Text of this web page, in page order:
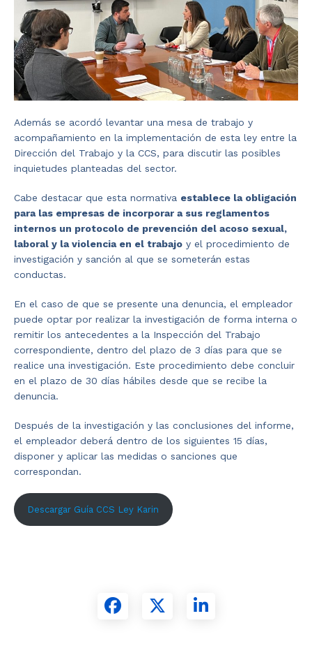
Además se acordó levantar una mesa de trabajo y
acompañamiento en la implementación de esta ley entre la
Dirección del Trabajo y la CCS, para discutir las posibles
inquietudes planteadas del sector.
Cabe destacar que esta normativa establece la obligación
para las empresas de incorporar a sus reglamentos
internos un protocolo de prevención del acoso sexual,
laboral y la violencia en el trabajo y el procedimiento de
investigación y sanción al que se someterán estas
conductas.
En el caso de que se presente una denuncia, el empleador
puede optar por realizar la investigación de forma interna o
remitir los antecedentes a la Inspección del Trabajo
correspondiente, dentro del plazo de 3 días para que se
realice una investigación. Este procedimiento debe concluir
en el plazo de 30 días hábiles desde que se recibe la
denuncia.
Después de la investigación y las conclusiones del informe,
el empleador deberá dentro de los siguientes 15 días,
disponer y aplicar las medidas o sanciones que
correspondan.
Descargar Guía CCS Ley Karin